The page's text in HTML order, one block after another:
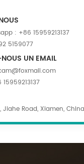
pour
de
pour
: +86 15959213137
5159077
UN EMAIL
Jiahe Road, Xiamen,